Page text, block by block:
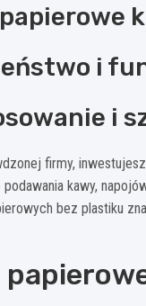
i
i
firmy,
kawy,
bez plastiku